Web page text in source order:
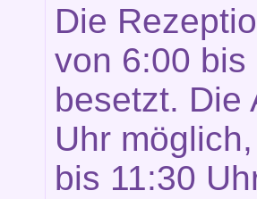
Die
von 6:00
besetzt. Die
Uhr
bis 11:30